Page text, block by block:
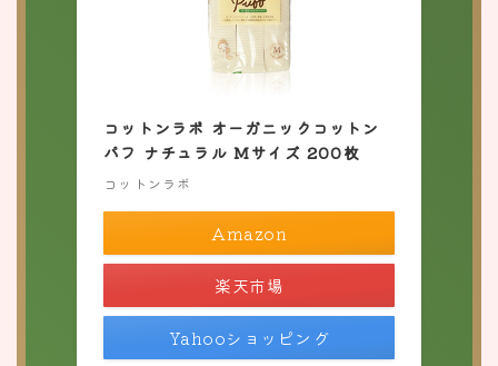
コットンラボ オーガニックコットン
パフ ナチュラル Mサイズ 200枚
コットンラボ
Amazon
楽天市場
Yahooショッピング